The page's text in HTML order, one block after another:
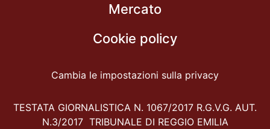
Mercato
Cookie policy
Cambia le impostazioni sulla privacy
TESTATA GIORNALISTICA N. 1067/2017 R.G.V.G. AUT.
N.3/2017 TRIBUNALE DI REGGIO EMILIA